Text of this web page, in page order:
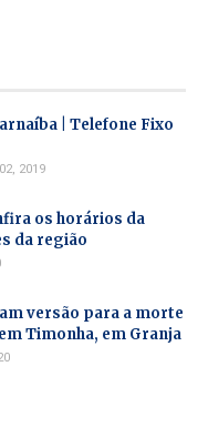
| Telefone Fixo
2019
os horários da
da região
versão para a morte
Timonha, em Granja